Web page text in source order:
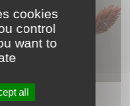
cookies
control
want to
all